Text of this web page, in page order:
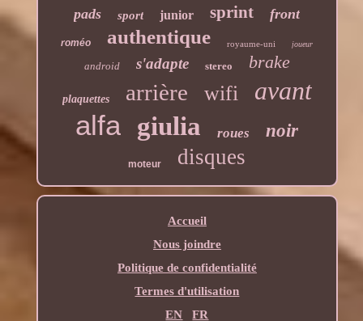
pads sport junior sprint front
roméo authentique royaume-uni joueur
android s'adapte stereo brake
plaquettes arrière wifi avant
alfa giulia roues noir
moteur disques
Accueil
Nous joindre
Politique de confidentialité
Termes d'utilisation
EN
FR